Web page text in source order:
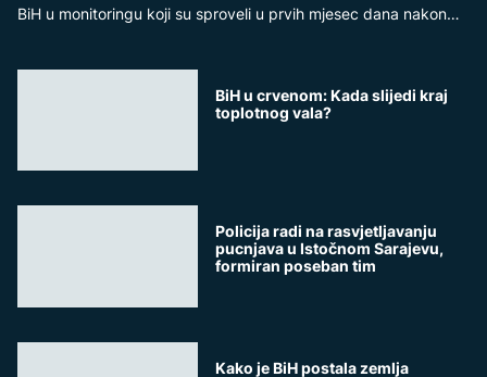
BiH u monitoringu koji su sproveli u prvih mjesec dana nakon
BiH u crvenom: Kada slijedi kraj
toplotnog vala?
Policija radi na rasvjetljavanju
pucnjava u Istočnom Sarajevu,
formiran poseban tim
Kako je BiH postala zemlja